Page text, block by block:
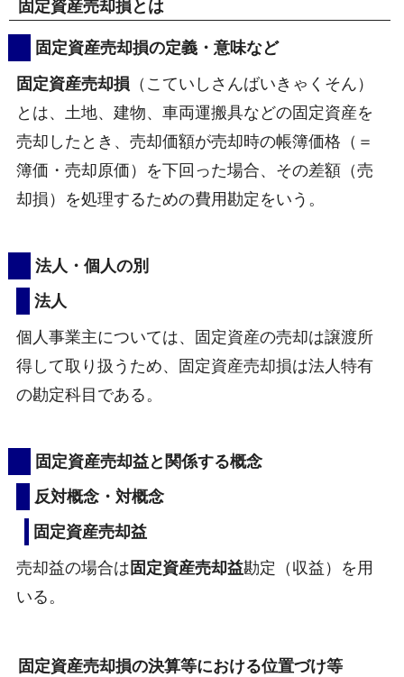
固定資産売却損とは
固定資産売却損の定義・意味など
固定資産売却損 （こていしさんばいきゃくそん）
とは、土地、建物、車両運搬具などの固定資産を
売却したとき、売却価額が売却時の帳簿価格（＝
簿価・売却原価）を下回った場合、その差額（売
却損）を処理するための費用勘定をいう。
法人・個人の別
法人
個人事業主については、固定資産の売却は譲渡所
得して取り扱うため、固定資産売却損は法人特有
の勘定科目である。
固定資産売却益と関係する概念
反対概念・対概念
固定資産売却益
売却益の場合は固定資産売却益勘定（収益）を用
いる。
固定資産売却損の決算等における位置づけ等